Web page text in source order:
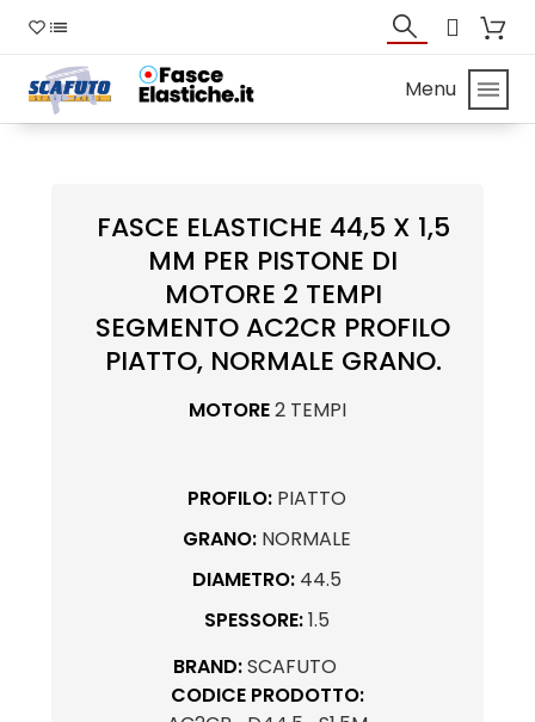
Menu
FASCE ELASTICHE 44,5 X 1,5
MM PER PISTONE DI
MOTORE 2 TEMPI
SEGMENTO AC2CR PROFILO
PIATTO, NORMALE GRANO.
MOTORE2 TEMPI
PROFILO: PIATTO
GRANO: NORMALE
DIAMETRO: 44.5
SPESSORE:1.5
BRAND:SCAFUTO
CODICE PRODOTTO: